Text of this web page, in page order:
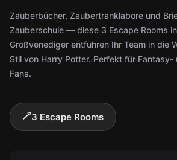
Zauberbücher, Zaubertranklabore und
Zauberschule — diese 3 Escape Rooms
Großvenediger entführen Ihr Team in die
Stil von Harry Potter. Perfekt für Fantasy-
Fans.
🪄3 Escape Rooms